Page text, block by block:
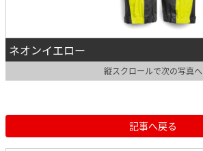
ネオンイエロー
縦スクロールで次の写真へ
記事へ戻る